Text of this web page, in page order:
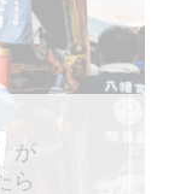
が
ら